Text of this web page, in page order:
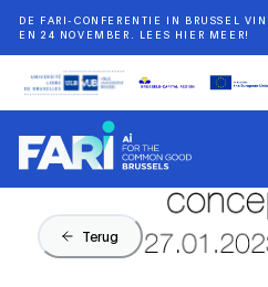
DE FARI-CONFERENTIE IN BRUSSEL
EN 24 NOVEMBER. LEES HIER MEER!
Terug